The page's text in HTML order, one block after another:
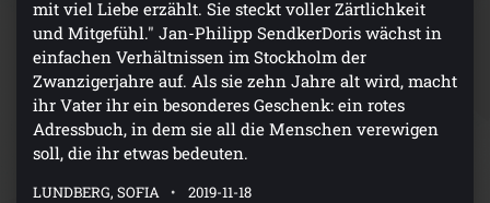
mit viel Liebe erzählt. Sie steckt voller Zärtlichkeit
und Mitgefühl." Jan-Philipp SendkerDoris wächst in
einfachen Verhältnissen im Stockholm der
Zwanzigerjahre auf. Als sie zehn Jahre alt wird, macht
ihr Vater ihr ein besonderes Geschenk: ein rotes
Adressbuch, in dem sie all die Menschen verewigen
soll, die ihr etwas bedeuten.
LUNDBERG, SOFIA 2019-11-18